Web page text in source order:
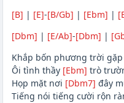
[B] | [E]-[B/Gb] | [Ebm] |
[Dbm] | [E/Ab]-[Dbm] |
Khắp bốn phương trời gặp
Ôi tình thầy [Ebm] trò
Họp mặt nơi [Dbm7] đây
Tiếng nói tiếng cười rộn